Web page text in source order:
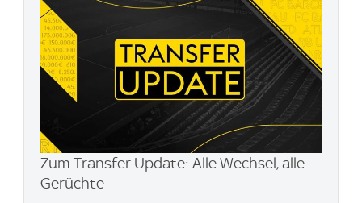
Zum Transfer Update: Alle Wechsel, alle
Gerüchte